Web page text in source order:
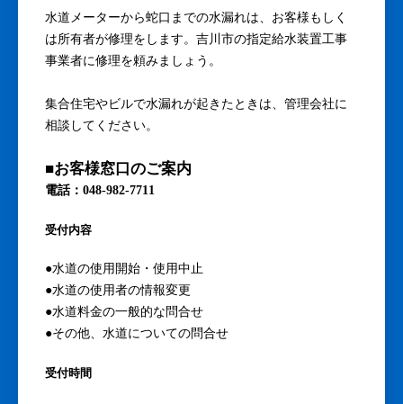
水道メーターから蛇口までの水漏れは、お客様もしく
は所有者が修理をします。吉川市の指定給水装置工事
事業者に修理を頼みましょう。
集合住宅やビルで水漏れが起きたときは、管理会社に
相談してください。
■お客様窓口のご案内
電話：048-982-7711
受付内容
●水道の使用開始・使用中止
●水道の使用者の情報変更
●水道料金の一般的な問合せ
●その他、水道についての問合せ
受付時間